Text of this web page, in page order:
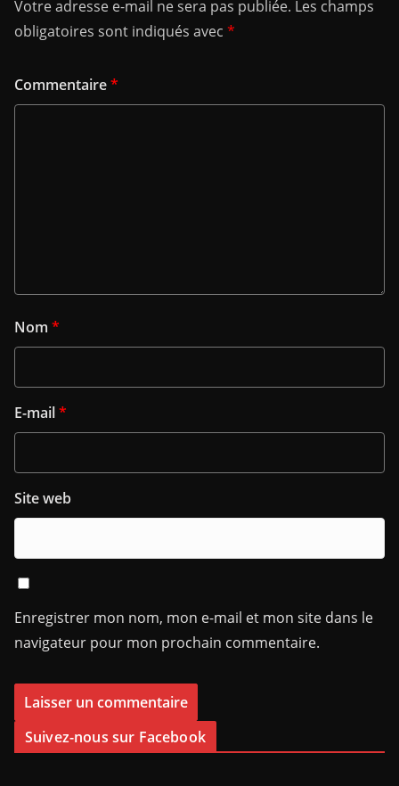
Votre adresse e-mail ne sera pas publiée. Les champs
obligatoires sont indiqués avec *
Commentaire*
Nom *
E-mail*
Site web
Enregistrer mon nom, mon e-mail et mon site dans le
navigateur pour mon prochain commentaire.
Suivez-nous sur Facebook